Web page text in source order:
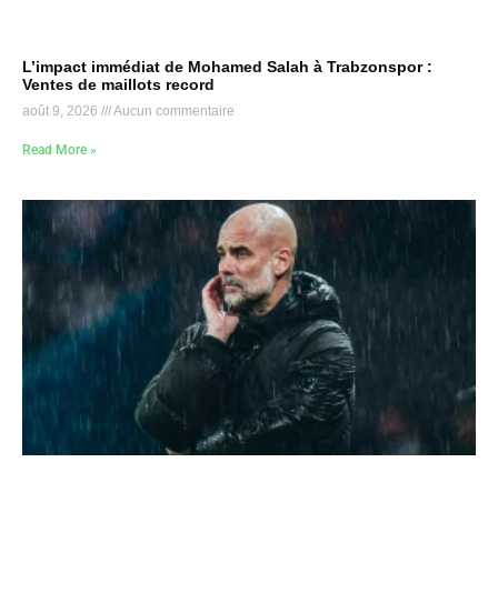
L’impact immédiat de Mohamed Salah à Trabzonspor :
Ventes de maillots record
août 9, 2026 Aucun commentaire
Read More »